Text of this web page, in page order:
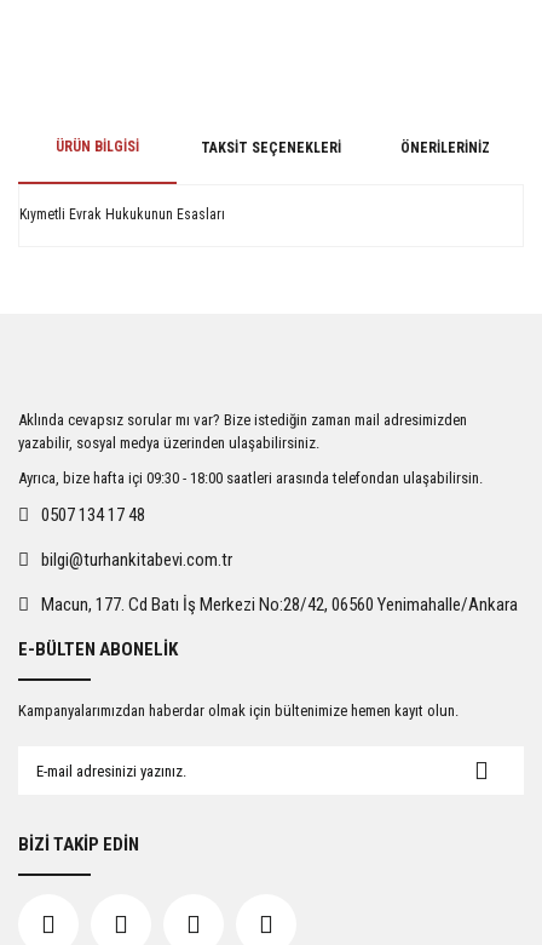
ÜRÜN BILGISI TAKSIT SEÇENEKLERI ÖNERILERINIZ
Kıymetli Evrak Hukukunun Esasları
Ürün açıklamasında eksik bilgiler bulunuyor.
Ürün bilgilerinde hatalar bulunuyor.
Ürün fiyatı diğer sitelerden daha pahalı.
Gönder
Aklında cevapsız sorular mı var? Bize istediğin zaman mail adresimizden
yazabilir, sosyal medya üzerinden ulaşabilirsiniz.
Ayrıca, bize hafta içi 09:30 - 18:00 saatleri arasında telefondan ulaşabilirsin.
0507 134 17 48
bilgi@turhankitabevi.com.tr
Macun, 177. Cd Batı İş Merkezi No:28/42, 06560 Yenimahalle/Ankara
E-BÜLTEN ABONELİK
Kampanyalarımızdan haberdar olmak için bültenimize hemen kayıt olun.
BİZİ TAKİP EDİN